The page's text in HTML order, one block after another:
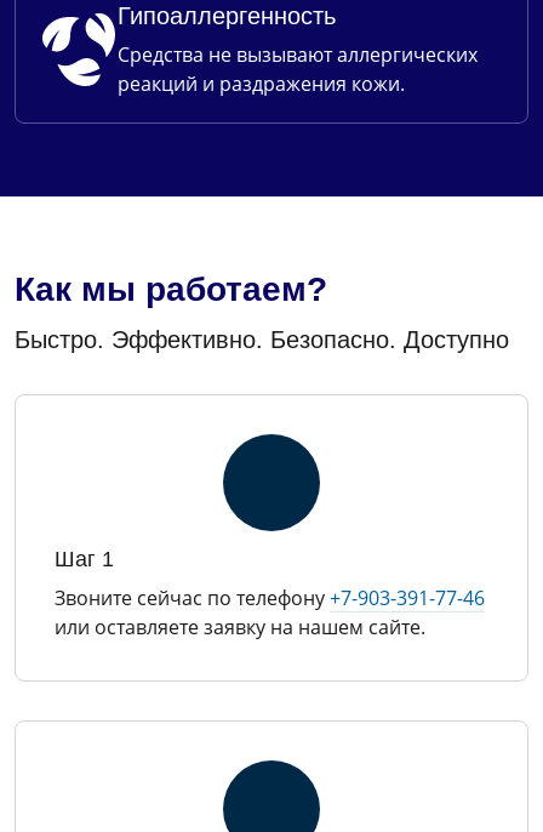
Гипоаллергенность
Средства не вызывают аллергических
реакций и раздражения кожи.
Как мы работаем?
Быстро. Эффективно. Безопасно. Доступно
Шаг 1
Звоните сейчас по телефону+7-903-391-77-46
или оставляете заявку на нашем сайте.